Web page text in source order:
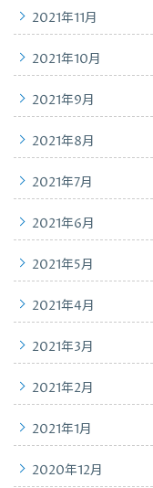
2021年11月
2021年10月
2021年9月
2021年8月
2021年7月
2021年6月
2021年5月
2021年4月
2021年3月
2021年2月
2021年1月
2020年12月